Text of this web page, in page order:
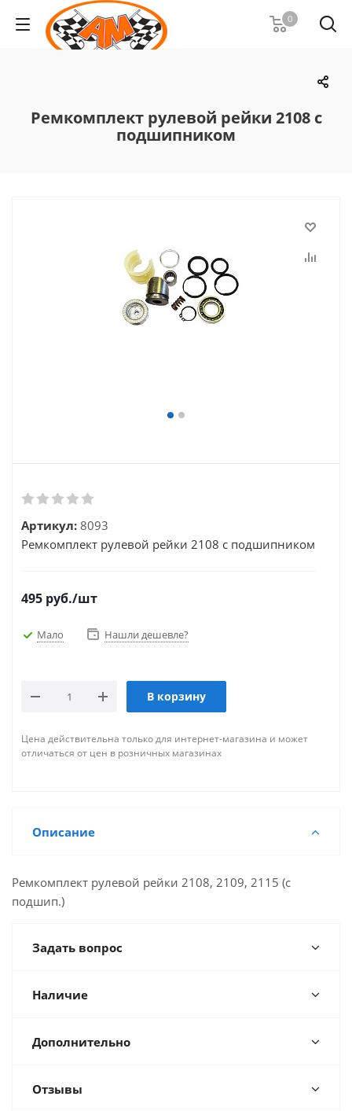
0
Ремкомплект рулевой рейки 2108 с
подшипником
Артикул: 8093
Ремкомплект рулевой рейки 2108 с подшипником
495 руб./шт
Мало Нашли дешевле?
В корзину
Цена действительна только для интернет-магазина и может
отличаться от цен в розничных магазинах
Описание
Ремкомплект рулевой рейки 2108, 2109, 2115 (с
подшип.)
Задать вопрос
Наличие
Дополнительно
Отзывы